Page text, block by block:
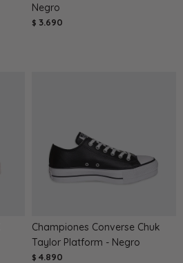
Negro
$ 3.690
Championes Converse Chuk
Taylor Platform - Negro
$ 4.890